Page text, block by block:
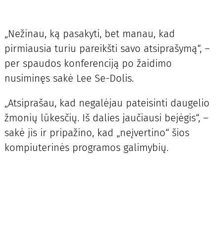
„Nežinau, ką pasakyti, bet manau, kad
pirmiausia turiu pareikšti savo atsiprašymą“, –
per spaudos konferenciją po žaidimo
nusiminęs sakė Lee Se-Dolis.
„Atsiprašau, kad negalėjau pateisinti daugelio
žmonių lūkesčių. Iš dalies jaučiausi bejėgis“, –
sakė jis ir pripažino, kad „neįvertino“ šios
kompiuterinės programos galimybių.